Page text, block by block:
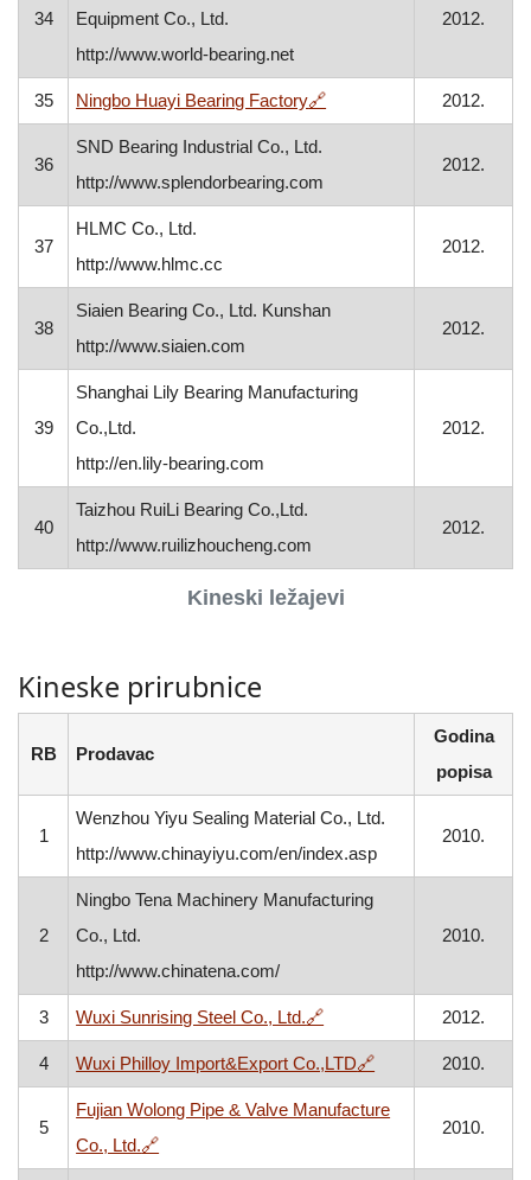
Kineski ležajevi
34
Equipment Co., Ltd.
http://www.world-bearing.net
2012.
35 Ningbo Huayi Bearing Factory🔗, otvara se u novom
2012.
36
SND Bearing Industrial Co., Ltd.
http://www.splendorbearing.com
2012.
37
HLMC Co., Ltd.
http://www.hlmc.cc
2012.
38
Siaien Bearing Co., Ltd. Kunshan
http://www.siaien.com
2012.
39
Shanghai Lily Bearing Manufacturing
Co.,Ltd.
http://en.lily-bearing.com
2012.
40
Taizhou RuiLi Bearing Co.,Ltd.
http://www.ruilizhoucheng.com
2012.
Kineske prirubnice
RB Prodavac
Godina
popisa
1
Wenzhou Yiyu Sealing Material Co., Ltd.
http://www.chinayiyu.com/en/index.asp
2010.
2
Ningbo Tena Machinery Manufacturing
Co., Ltd.
http://www.chinatena.com/
2010.
3 Wuxi Sunrising Steel Co., Ltd.🔗, otvara se u novom
2012.
4 Wuxi Philloy Import&Export Co.,LTD🔗, otvara se u
2010.
5
Fujian Wolong Pipe & Valve Manufacture
Co., Ltd.🔗, otvara se u novom prozoru
2010.